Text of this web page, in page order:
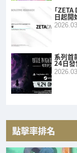
「
日起開
系列首
24日發
點擊率排名